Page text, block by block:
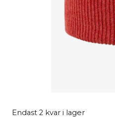
Endast 2 kvar i lager